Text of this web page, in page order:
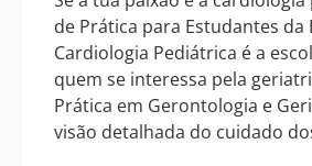
de Prática para Estudantes da
Cardiologia Pediátrica é a
quem se interessa pela
Prática em Gerontologia e
visão detalhada do cuidado